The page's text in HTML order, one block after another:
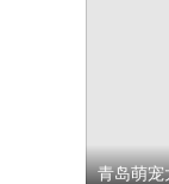
青岛萌宠